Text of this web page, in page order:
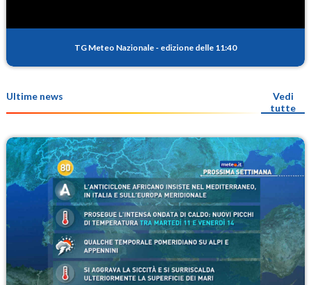
TG Meteo Nazionale - edizione delle 11:40
Ultime news
Vedi
tutte